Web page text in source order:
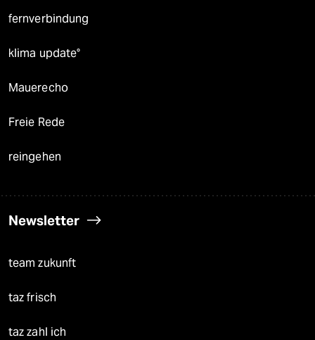
fernverbindung
klima update°
Mauerecho
Freie Rede
reingehen
Newsletter
team zukunft
taz frisch
taz zahl ich